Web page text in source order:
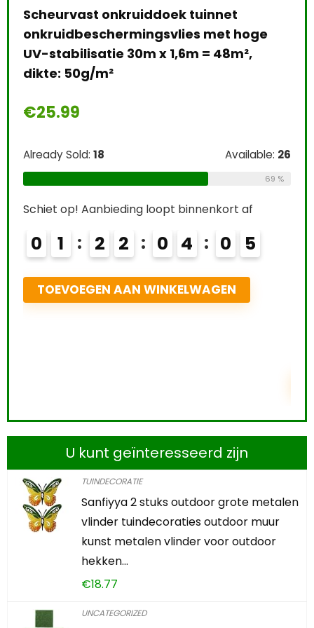
Easy Life EasyCarbo Plantenmest, 500
€12.24
Already Sold: 21 Available:
Schiet op! Aanbieding loopt binnenkort af
U kunt geïnteresseerd zijn
TUINDECORATIE
Sanfiyya 2 stuks outdoor grote metalen
vlinder tuindecoraties outdoor muur
kunst metalen vlinder voor outdoor
hekken…
€18.77
UNCATEGORIZED